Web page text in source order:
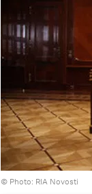
© Photo: RIA Novosti